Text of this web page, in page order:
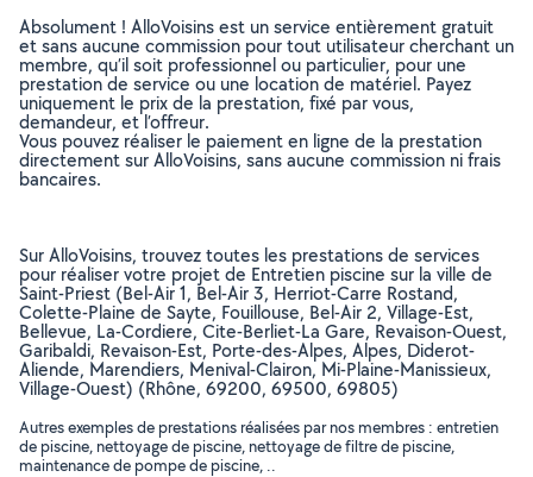
Absolument ! AlloVoisins est un service entièrement gratuit
et sans aucune commission pour tout utilisateur cherchant un
membre, qu’il soit professionnel ou particulier, pour une
prestation de service ou une location de matériel. Payez
uniquement le prix de la prestation, fixé par vous,
demandeur, et l’offreur.
Vous pouvez réaliser le paiement en ligne de la prestation
directement sur AlloVoisins, sans aucune commission ni frais
bancaires.
Sur AlloVoisins, trouvez toutes les prestations de services
pour réaliser votre projet de Entretien piscine sur la ville de
Saint-Priest (Bel-Air 1, Bel-Air 3, Herriot-Carre Rostand,
Colette-Plaine de Sayte, Fouillouse, Bel-Air 2, Village-Est,
Bellevue, La-Cordiere, Cite-Berliet-La Gare, Revaison-Ouest,
Garibaldi, Revaison-Est, Porte-des-Alpes, Alpes, Diderot-
Aliende, Marendiers, Menival-Clairon, Mi-Plaine-Manissieux,
Village-Ouest) (Rhône, 69200, 69500, 69805)
Autres exemples de prestations réalisées par nos membres : entretien
de piscine, nettoyage de piscine, nettoyage de filtre de piscine,
maintenance de pompe de piscine, ..